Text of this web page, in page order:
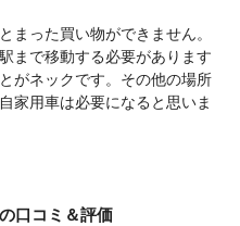
まった買い物ができません。
まで移動する必要があります
がネックです。その他の場所
家用車は必要になると思いま
口コミ＆評価